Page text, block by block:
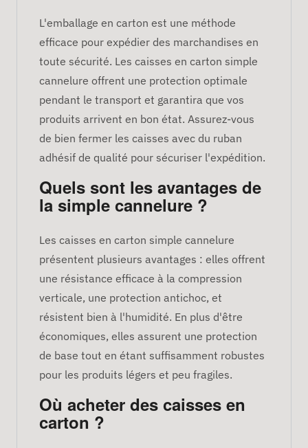
L'emballage en carton est une méthode
efficace pour expédier des marchandises en
toute sécurité. Les caisses en carton simple
cannelure offrent une protection optimale
pendant le transport et garantira que vos
produits arrivent en bon état. Assurez-vous
de bien fermer les caisses avec du ruban
adhésif de qualité pour sécuriser l'expédition.
Quels sont les avantages de
la simple cannelure ?
Les caisses en carton simple cannelure
présentent plusieurs avantages : elles offrent
une résistance efficace à la compression
verticale, une protection antichoc, et
résistent bien à l'humidité. En plus d'être
économiques, elles assurent une protection
de base tout en étant suffisamment robustes
pour les produits légers et peu fragiles.
Où acheter des caisses en
carton ?